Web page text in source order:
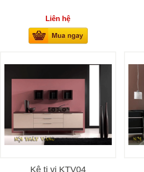
Liên hệ
Kệ ti vi KTV04